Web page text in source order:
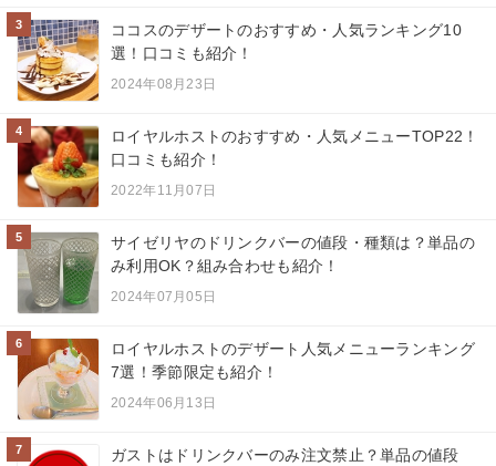
3
ココスのデザートのおすすめ・人気ランキング10
選！口コミも紹介！
2024年08月23日
4
ロイヤルホストのおすすめ・人気メニューTOP22！
口コミも紹介！
2022年11月07日
5
サイゼリヤのドリンクバーの値段・種類は？単品の
み利用OK？組み合わせも紹介！
2024年07月05日
6
ロイヤルホストのデザート人気メニューランキング
7選！季節限定も紹介！
2024年06月13日
7
ガストはドリンクバーのみ注文禁止？単品の値段